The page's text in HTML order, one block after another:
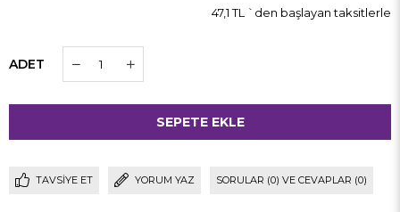
47,1 TL `den başlayan taksitlerle
ADET
TAVSIYE ET YORUM YAZ SORULAR (0) VE CEVAPLAR (0)